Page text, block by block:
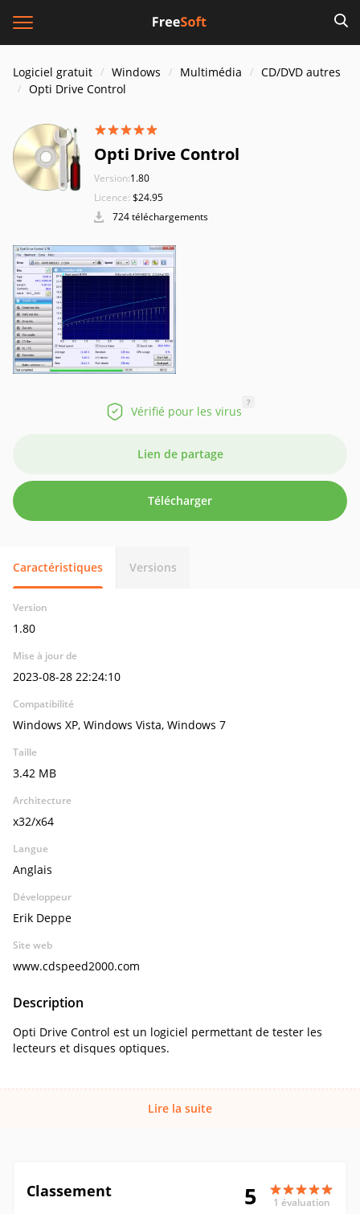
Logiciel gratuit Windows Multimédia
CD/DVD autres
Opti Drive Control
Opti Drive Control
Version:1.80
Licence: $24.95
724 téléchargements
Vérifié pour les virus
?
Lien de partage
Télécharger
Caractéristiques Versions
Version
1.80
Mise à jour de
2023-08-28 22:24:10
Compatibilité
Windows XP, Windows Vista, Windows 7
Taille
3.42 MB
Architecture
x32/x64
Langue
Anglais
Développeur
Erik Deppe
Site web
www.cdspeed2000.com
Description
Opti Drive Control est un logiciel permettant de tester les
lecteurs et disques optiques.
Lire la suite
Classement 5 1 évaluation